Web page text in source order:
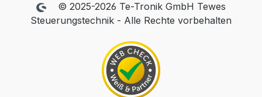
© 2025-2026 Te-Tronik GmbH Tewes
Steuerungstechnik - Alle Rechte vorbehalten